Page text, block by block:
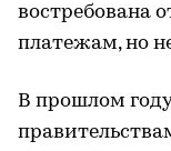
востребована
платежам, но
В прошлом